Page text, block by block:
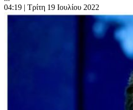
04:19 | Τρίτη 19 Ιουλίου 2022